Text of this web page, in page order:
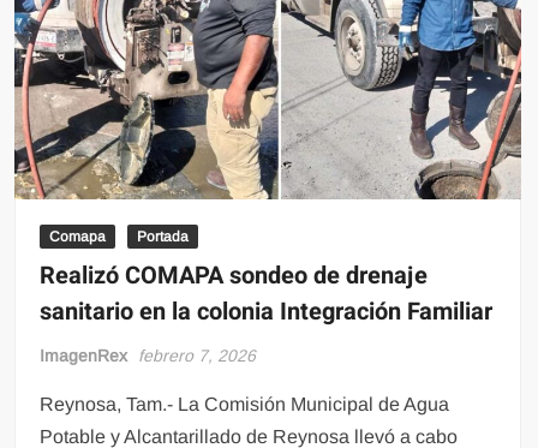
Comapa Portada
Realizó COMAPA sondeo de drenaje
sanitario en la colonia Integración Familiar
ImagenRex febrero 7, 2026
Reynosa, Tam.- La Comisión Municipal de Agua
Potable y Alcantarillado de Reynosa llevó a cabo